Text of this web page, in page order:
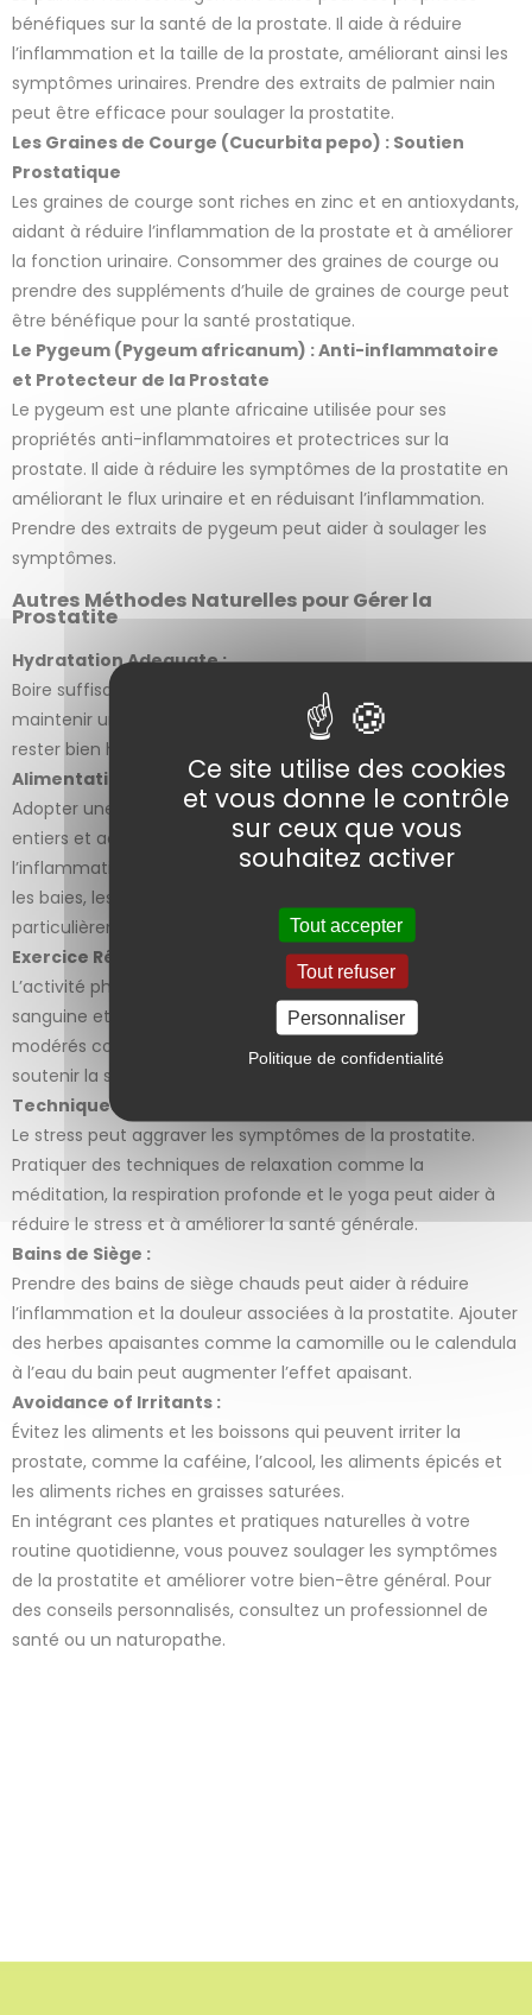
bénéfiques sur la santé de la prostate. Il aide à réduire
l’inflammation et la taille de la prostate, améliorant ainsi les
symptômes urinaires. Prendre des extraits de palmier nain
peut être efficace pour soulager la prostatite.
Les Graines de Courge (Cucurbita pepo) : Soutien
Prostatique
Les graines de courge sont riches en zinc et en antioxydants,
aidant à réduire l’inflammation de la prostate et à améliorer
la fonction urinaire. Consommer des graines de courge ou
prendre des suppléments d’huile de graines de courge peut
être bénéfique pour la santé prostatique.
Le Pygeum (Pygeum africanum) : Anti-inflammatoire
et Protecteur de la Prostate
Le pygeum est une plante africaine utilisée pour ses
propriétés anti-inflammatoires et protectrices sur la
prostate. Il aide à réduire les symptômes de la prostatite en
améliorant le flux urinaire et en réduisant l’inflammation.
Prendre des extraits de pygeum peut aider à soulager les
symptômes.
Autres Méthodes Naturelles pour Gérer la
Prostatite
Hydratation Adequate :
Boire suffisamment d’eau aide à éliminer les toxines et à
maintenir une bonne fonction urinaire. Assurez-vous de
rester bien hydraté tout au long de la journée.
Alimentation Équilibrée :
Adopter une alimentation riche en fruits, légumes, grains
entiers et acides gras oméga-3 peut aider à réduire
l’inflammation. Les aliments riches en antioxydants, comme
les baies, les tomates et les légumes verts, sont
particulièrement bénéfiques.
Exercice Régulier :
L’activité physique régulière aide à améliorer la circulation
sanguine et à réduire l’inflammation. Pratiquer des exercices
modérés comme la marche, le yoga ou la natation peut
soutenir la santé prostatique.
Techniques de Relaxation :
Le stress peut aggraver les symptômes de la prostatite.
Pratiquer des techniques de relaxation comme la
méditation, la respiration profonde et le yoga peut aider à
réduire le stress et à améliorer la santé générale.
Bains de Siège :
Prendre des bains de siège chauds peut aider à réduire
l’inflammation et la douleur associées à la prostatite. Ajouter
des herbes apaisantes comme la camomille ou le calendula
à l’eau du bain peut augmenter l’effet apaisant.
Avoidance of Irritants :
Évitez les aliments et les boissons qui peuvent irriter la
prostate, comme la caféine, l’alcool, les aliments épicés et
les aliments riches en graisses saturées.
En intégrant ces plantes et pratiques naturelles à votre
routine quotidienne, vous pouvez soulager les symptômes
de la prostatite et améliorer votre bien-être général. Pour
des conseils personnalisés, consultez un professionnel de
santé ou un naturopathe.
Ce site utilise des cookies
et vous donne le contrôle
sur ceux que vous
souhaitez activer
Tout accepter
Tout refuser
Personnaliser
Politique de confidentialité